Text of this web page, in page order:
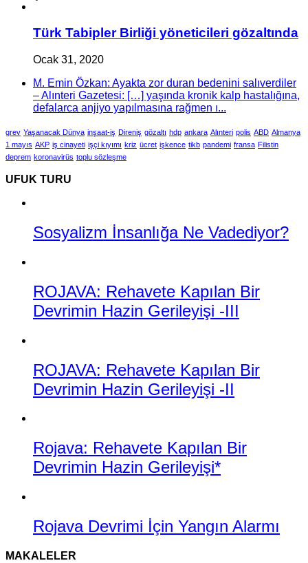
Türk Tabipler Birliği yöneticileri gözaltında
Ocak 31, 2020
M. Emin Özkan: Ayakta zor duran bedenini salıverdiler
– Alınteri Gazetesi: […] yaşında kronik kalp hastalığına,
defalarca anjiyo yapılmasına rağmen ı...
grev Yaşanacak Dünya inşaat-iş Direniş gözaltı hdp ankara Alınteri polis ABD Almanya
1 mayıs AKP iş cinayeti işçi kıyımı kriz ücret işkence tikb pandemi fransa Filistin
deprem koronavirüs toplu sözleşme
UFUK TURU
Sosyalizm İnsanlığa Ne Vadediyor?
ROJAVA: Rehavete Kapılan Bir
Devrimin Hazin Gerileyişi -III
ROJAVA: Rehavete Kapılan Bir
Devrimin Hazin Gerileyişi -II
Rojava: Rehavete Kapılan Bir
Devrimin Hazin Gerileyişi*
Rojava Devrimi İçin Yangın Alarmı
MAKALELER